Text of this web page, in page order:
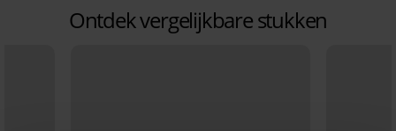
Ontdek vergelijkbare stukken